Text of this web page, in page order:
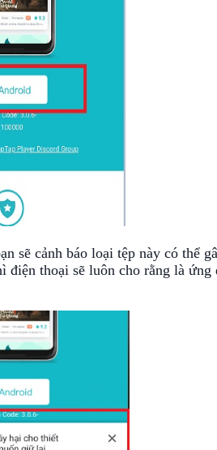
sẽ cảnh báo loại tệp này có thể
điện thoại sẽ luôn cho rằng là ứng